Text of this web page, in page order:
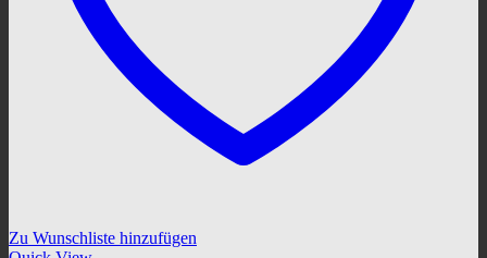
Zu Wunschliste hinzufügen